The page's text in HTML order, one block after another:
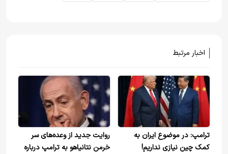
اخبار مرتبط
ترامپ: در موضوع ایران به
کمک چین نیازی نداریم!
روایت جدید از وعده‌های سر
خرمن نتانیاهو به ترامپ درباره